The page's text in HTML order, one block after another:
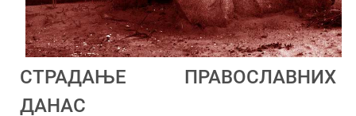
СТРАДАЊЕ ПРАВОСЛАВНИХ
ДАНАС